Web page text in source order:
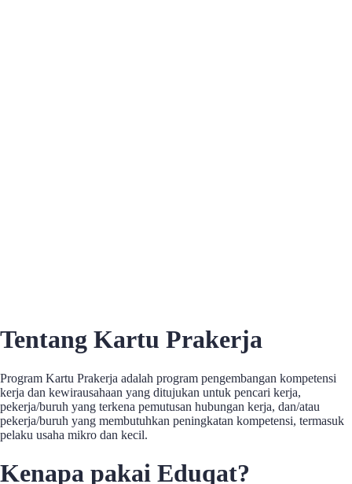
Tentang Kartu Prakerja
Program Kartu Prakerja adalah program pengembangan kompetensi
kerja dan kewirausahaan yang ditujukan untuk pencari kerja,
pekerja/buruh yang terkena pemutusan hubungan kerja, dan/atau
pekerja/buruh yang membutuhkan peningkatan kompetensi, termasuk
pelaku usaha mikro dan kecil.
Kenapa pakai Eduqat?